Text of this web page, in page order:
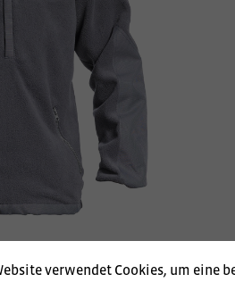
verwendet Cookies, um eine